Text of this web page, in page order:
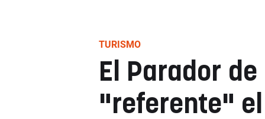
TURISMO
El Parador
"referente"